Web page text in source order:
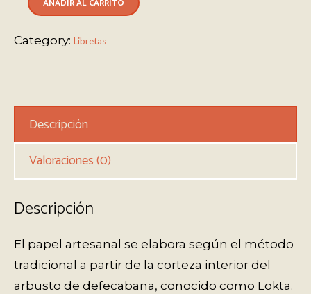
AÑADIR AL CARRITO
Category: Libretas
Descripción
Valoraciones (0)
Descripción
El papel artesanal se elabora según el método
tradicional a partir de la corteza interior del
arbusto de defecabana, conocido como Lokta.